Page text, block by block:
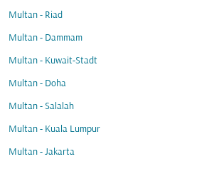
Multan - Riad
Multan - Dammam
Multan - Kuwait-Stadt
Multan - Doha
Multan - Salalah
Multan - Kuala Lumpur
Multan - Jakarta